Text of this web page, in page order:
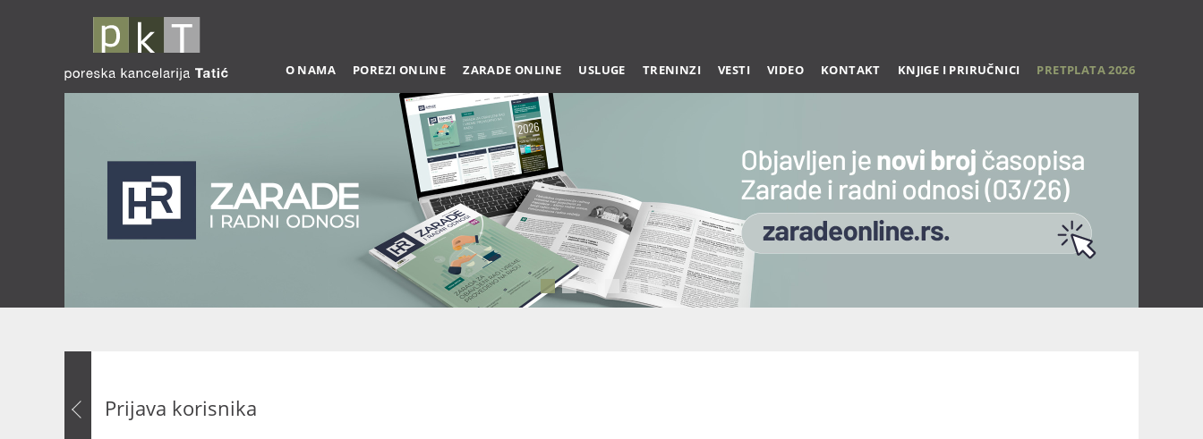
O NAMA POREZI ONLINE ZARADE ONLINE USLUGE TRENINZI VESTI VIDEO KONTAKT KNJIGE I PRIRUČNICI PRETPLATA 2026
Prijava korisnika